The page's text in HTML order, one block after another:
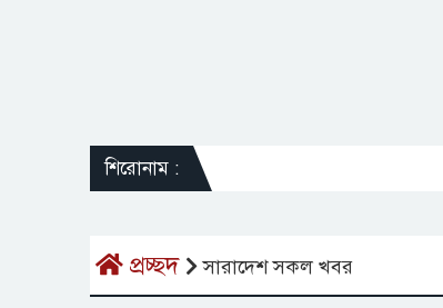
শিরোনাম :
প্রচ্ছদ সারাদেশ সকল খবর